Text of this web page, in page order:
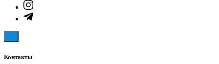
Контакты